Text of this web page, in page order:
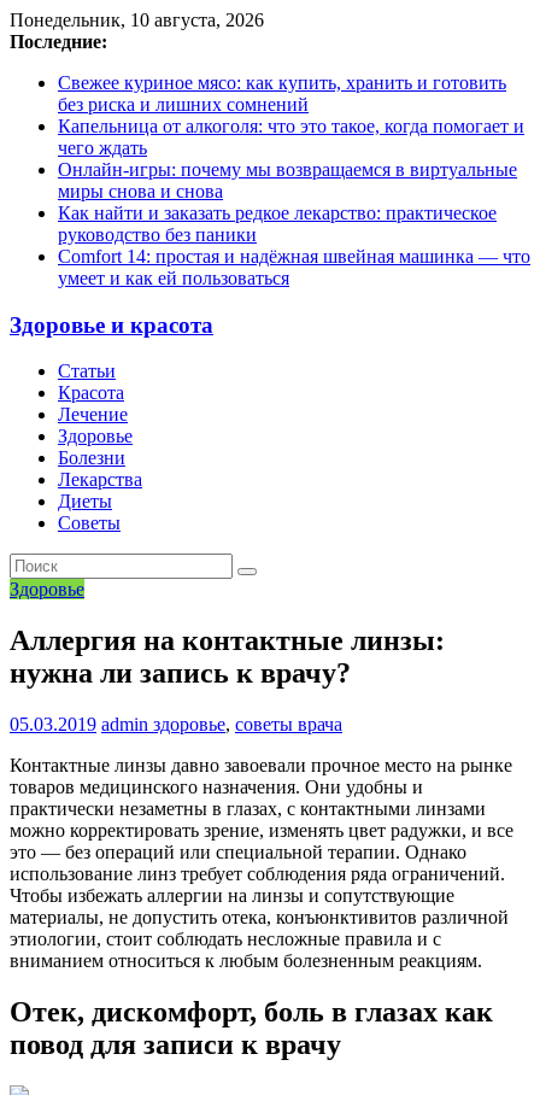
Понедельник, 10 августа, 2026
Последние:
Свежее куриное мясо: как купить, хранить и готовить
без риска и лишних сомнений
Капельница от алкоголя: что это такое, когда помогает и
чего ждать
Онлайн-игры: почему мы возвращаемся в виртуальные
миры снова и снова
Как найти и заказать редкое лекарство: практическое
руководство без паники
Comfort 14: простая и надёжная швейная машинка — что
умеет и как ей пользоваться
Здоровье и красота
Статьи
Красота
Лечение
Здоровье
Болезни
Лекарства
Диеты
Советы
Здоровье
Аллергия на контактные линзы:
нужна ли запись к врачу?
05.03.2019 admin здоровье, советы врача
Контактные линзы давно завоевали прочное место на рынке
товаров медицинского назначения. Они удобны и
практически незаметны в глазах, с контактными линзами
можно корректировать зрение, изменять цвет радужки, и все
это — без операций или специальной терапии. Однако
использование линз требует соблюдения ряда ограничений.
Чтобы избежать аллергии на линзы и сопутствующие
материалы, не допустить отека, конъюнктивитов различной
этиологии, стоит соблюдать несложные правила и с
вниманием относиться к любым болезненным реакциям.
Отек, дискомфорт, боль в глазах как
повод для записи к врачу